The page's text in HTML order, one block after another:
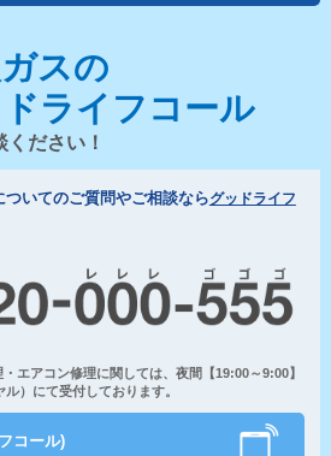
スの
ライフコール
ください！
いてのご質問やご相談ならグッドライフ
エアコン修理に関しては、夜間【19:00～9:00】
）にて受付しております。
コール)